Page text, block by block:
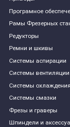
Програмное
Рамы Фрезерных
Редукторы
Ремни и шкивы
Системы аспирации
Системы вентиляции
Системы охлаждения
Системы смазки
Фрезы и граверы
Шпиндели и